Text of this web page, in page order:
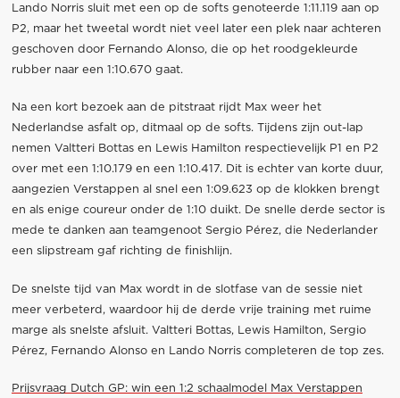
Lando Norris sluit met een op de softs genoteerde 1:11.119 aan op
P2, maar het tweetal wordt niet veel later een plek naar achteren
geschoven door Fernando Alonso, die op het roodgekleurde
rubber naar een 1:10.670 gaat.
Na een kort bezoek aan de pitstraat rijdt Max weer het
Nederlandse asfalt op, ditmaal op de softs. Tijdens zijn out-lap
nemen Valtteri Bottas en Lewis Hamilton respectievelijk P1 en P2
over met een 1:10.179 en een 1:10.417. Dit is echter van korte duur,
aangezien Verstappen al snel een 1:09.623 op de klokken brengt
en als enige coureur onder de 1:10 duikt. De snelle derde sector is
mede te danken aan teamgenoot Sergio Pérez, die Nederlander
een slipstream gaf richting de finishlijn.
De snelste tijd van Max wordt in de slotfase van de sessie niet
meer verbeterd, waardoor hij de derde vrije training met ruime
marge als snelste afsluit. Valtteri Bottas, Lewis Hamilton, Sergio
Pérez, Fernando Alonso en Lando Norris completeren de top zes.
Prijsvraag Dutch GP: win een 1:2 schaalmodel Max Verstappen